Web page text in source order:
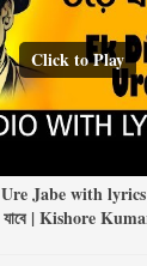
Click to Play
Jabe with lyrics |
যাবে | Kishore